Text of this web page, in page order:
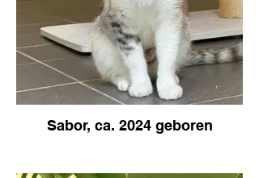
Sabor, ca. 2024 geboren